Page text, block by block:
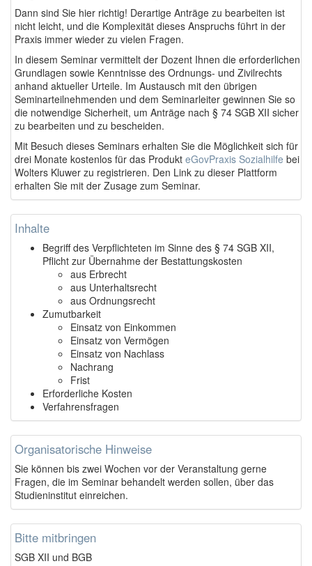
Dann sind Sie hier richtig! Derartige Anträge zu bearbeiten ist
nicht leicht, und die Komplexität dieses Anspruchs führt in der
Praxis immer wieder zu vielen Fragen.
In diesem Seminar vermittelt der Dozent Ihnen die erforderlichen
Grundlagen sowie Kenntnisse des Ordnungs- und Zivilrechts
anhand aktueller Urteile. Im Austausch mit den übrigen
Seminarteilnehmenden und dem Seminarleiter gewinnen Sie so
die notwendige Sicherheit, um Anträge nach § 74 SGB XII sicher
zu bearbeiten und zu bescheiden.
Mit Besuch dieses Seminars erhalten Sie die Möglichkeit sich für
drei Monate kostenlos für das Produkt eGovPraxis Sozialhilfe bei
Wolters Kluwer zu registrieren. Den Link zu dieser Plattform
erhalten Sie mit der Zusage zum Seminar.
Inhalte
Begriff des Verpflichteten im Sinne des § 74 SGB XII,
Pflicht zur Übernahme der Bestattungskosten
aus Erbrecht
aus Unterhaltsrecht
aus Ordnungsrecht
Zumutbarkeit
Einsatz von Einkommen
Einsatz von Vermögen
Einsatz von Nachlass
Nachrang
Frist
Erforderliche Kosten
Verfahrensfragen
Organisatorische Hinweise
Sie können bis zwei Wochen vor der Veranstaltung gerne
Fragen, die im Seminar behandelt werden sollen, über das
Studieninstitut einreichen.
Bitte mitbringen
SGB XII und BGB